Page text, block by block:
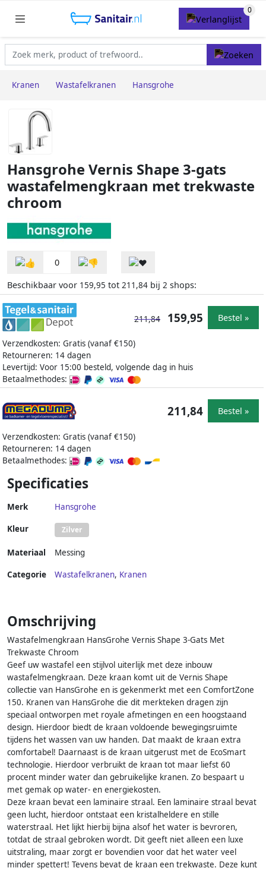
Kranen Wastafelkranen Hansgrohe
Hansgrohe Vernis Shape 3-gats
wastafelmengkraan met trekwaste
chroom
0
Beschikbaar voor 159,95 tot 211,84 bij 2 shops:
Verzendkosten: Gratis (vanaf €150)
Retourneren: 14 dagen
Levertijd: Voor 15:00 besteld, volgende dag in huis
Betaalmethodes:
211,84 159,95 Bestel »
Verzendkosten: Gratis (vanaf €150)
Retourneren: 14 dagen
Betaalmethodes:
211,84 Bestel »
Specificaties
Merk Hansgrohe
Kleur Zilver
Materiaal Messing
Categorie Wastafelkranen, Kranen
Omschrijving
Wastafelmengkraan HansGrohe Vernis Shape 3-Gats Met
Trekwaste Chroom
Geef uw wastafel een stijlvol uiterlijk met deze inbouw
wastafelmengkraan. Deze kraan komt uit de Vernis Shape
collectie van HansGrohe en is gekenmerkt met een ComfortZone
150. Kranen van HansGrohe die dit merkteken dragen zijn
speciaal ontworpen met royale afmetingen en een hoogstaand
design. Hierdoor biedt de kraan voldoende bewegingsruimte
tijdens het wassen van uw handen. Dat maakt de kraan extra
comfortabel! Daarnaast is de kraan uitgerust met de EcoSmart
technologie. Hierdoor verbruikt de kraan tot maar liefst 60
procent minder water dan gebruikelijke kranen. Zo bespaart u
met gemak op water- en energiekosten.
Deze kraan bevat een laminaire straal. Een laminaire straal bevat
geen lucht, hierdoor ontstaat een kristalheldere en stille
waterstraal. Het lijkt hierbij bijna alsof het water is bevroren,
totdat de straal gebroken wordt. Dit geeft niet alleen een luxe
uitstraling, maar zorgt er bovendien voor dat het water veel
minder spettert! Tevens bevat de kraan een trekwaste. Deze kunt